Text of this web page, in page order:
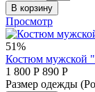
В корзину
Просмотр
51%
Костюм мужской
1 800 Р 890 Р
Размер одежды